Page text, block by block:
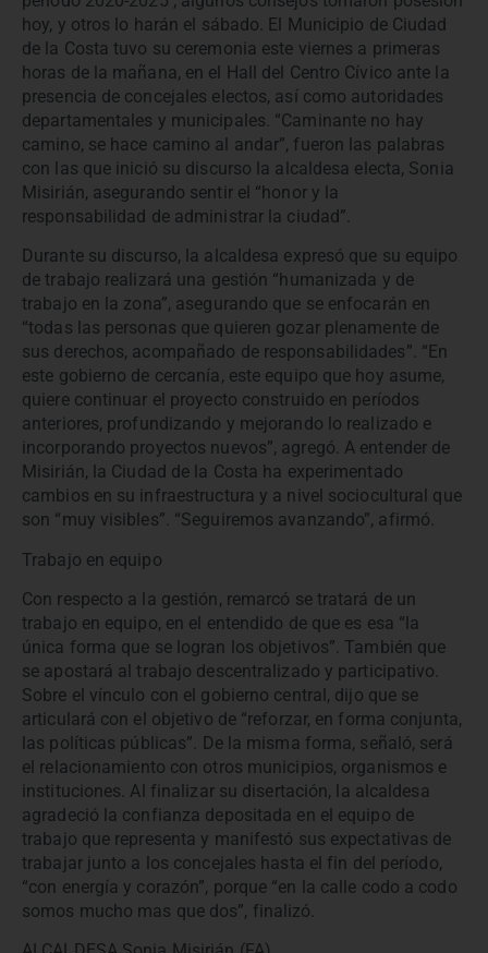
hoy, y otros lo harán el sábado. El Municipio de Ciudad
de la Costa tuvo su ceremonia este viernes a primeras
horas de la mañana, en el Hall del Centro Cívico ante la
presencia de concejales electos, así como autoridades
departamentales y municipales. “Caminante no hay
camino, se hace camino al andar”, fueron las palabras
con las que inició su discurso la alcaldesa electa, Sonia
Misirián, asegurando sentir el “honor y la
responsabilidad de administrar la ciudad”.
Durante su discurso, la alcaldesa expresó que su equipo
de trabajo realizará una gestión “humanizada y de
trabajo en la zona”, asegurando que se enfocarán en
“todas las personas que quieren gozar plenamente de
sus derechos, acompañado de responsabilidades”. “En
este gobierno de cercanía, este equipo que hoy asume,
quiere continuar el proyecto construido en períodos
anteriores, profundizando y mejorando lo realizado e
incorporando proyectos nuevos”, agregó. A entender de
Misirián, la Ciudad de la Costa ha experimentado
cambios en su infraestructura y a nivel sociocultural que
son “muy visibles”. “Seguiremos avanzando”, afirmó.
Trabajo en equipo
Con respecto a la gestión, remarcó se tratará de un
trabajo en equipo, en el entendido de que es esa “la
única forma que se logran los objetivos”. También que
se apostará al trabajo descentralizado y participativo.
Sobre el vínculo con el gobierno central, dijo que se
articulará con el objetivo de “reforzar, en forma conjunta,
las políticas públicas”. De la misma forma, señaló, será
el relacionamiento con otros municipios, organismos e
instituciones. Al finalizar su disertación, la alcaldesa
agradeció la confianza depositada en el equipo de
trabajo que representa y manifestó sus expectativas de
trabajar junto a los concejales hasta el fin del período,
“con energía y corazón”, porque “en la calle codo a codo
somos mucho mas que dos”, finalizó.